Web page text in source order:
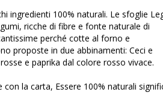
ingredienti 100% naturali. Le sfoglie
ricche di fibre e fonte naturale di
perché cotte al forno e
proposte in due abbinamenti: Ceci e
e paprika dal colore rosso vivace.
la carta, Essere 100% naturali